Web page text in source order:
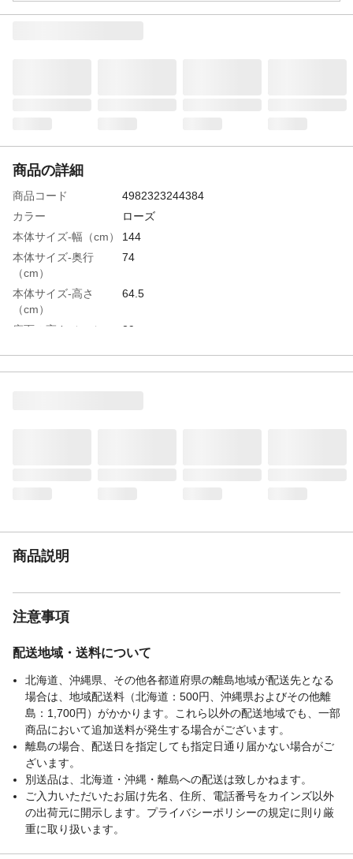
商品の詳細
商品コード
4982323244384
カラー
ローズ
本体サイズ-幅（cm）
144
本体サイズ-奥行
（cm）
74
本体サイズ-高さ
（cm）
64.5
座面の高さ（cm）
29
適応人数
2
使用上の注意
ください。
梱包サイズー高さ
（cm）
94
梱包サイズー縦
（cm）
47
梱包サイズー横
（cm）
クッション材
ウレタンフォーム、鋼製ばね
ひじ掛け有無
有り
リクライニング機能
商品説明
注意事項
配送地域・送料について
北海道、沖縄県、その他各都道府県の離島地域が配送先となる
場合は、地域配送料（北海道：500円、沖縄県およびその他離
島：1,700円）がかかります。これら以外の配送地域でも、一部
商品において追加送料が発生する場合がございます。
離島の場合、配送日を指定しても指定日通り届かない場合がご
ざいます。
別送品は、北海道・沖縄・離島への配送は致しかねます。
ご入力いただいたお届け先名、住所、電話番号をカインズ以外
の出荷元に開示します。プライバシーポリシーの規定に則り厳
重に取り扱います。